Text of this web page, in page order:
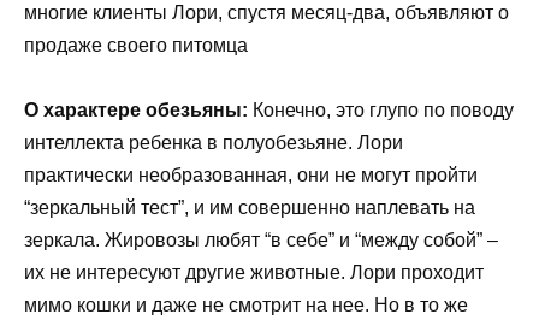
многие клиенты Лори, спустя месяц-два, объявляют о
продаже своего питомца
О характере обезьяны: Конечно, это глупо по поводу
интеллекта ребенка в полуобезьяне. Лори
практически необразованная, они не могут пройти
“зеркальный тест”, и им совершенно наплевать на
зеркала. Жировозы любят “в себе” и “между собой” –
их не интересуют другие животные. Лори проходит
мимо кошки и даже не смотрит на нее. Но в то же